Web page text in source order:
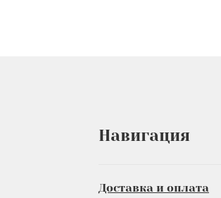
Навигация
Доставка и оплата